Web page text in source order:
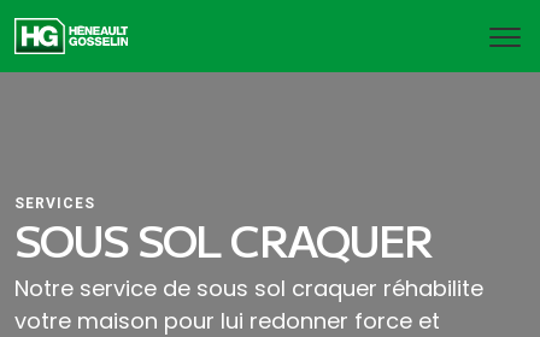
SERVICES
SOUS SOL CRAQUER
Notre service de sous sol craquer réhabilite
votre maison pour lui redonner force et